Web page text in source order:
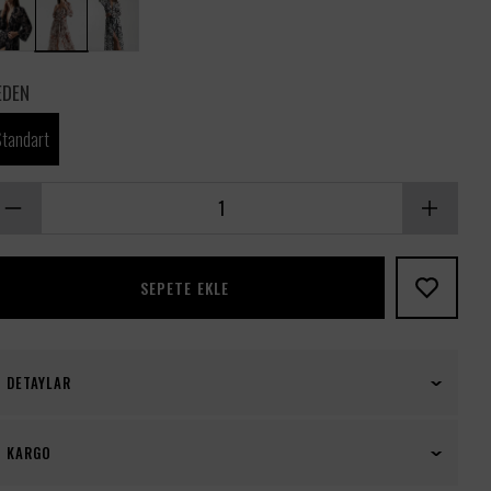
SEPETE EKLE
DETAYLAR
Exclusive Terra Flora Transparan Uzun Kimono
KARGO